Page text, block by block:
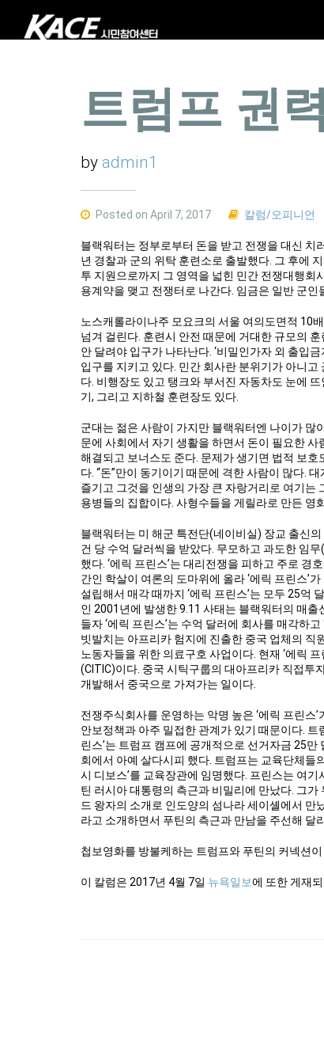
트럼프 권
by admin1
Posted on April 7, 2017 칼럼/오피니언
블랙워터는 정부로부터 돈을 받고 전쟁을 대신 치
년 경찰과 군의 위탁 훈련소로 출발했다. 그 후에
투 지원으로까지 그 영역을 넓힌 민간 전쟁대행회
용계약을 맺고 전쟁터로 나간다. 임금은 일반 군인
노스캐롤라이나주 모요크의 서울 여의도면적 10
넘겨 걸린다. 훈련시 안전 때문에 거대한 규모의
안 달려야 입구가 나타난다. ‘비밀인가자 외 출입
입구를 지키고 있다. 민간 회사란 분위기가 아니
다. 비행장도 있고 탱크와 부서진 자동차도 눈에
기, 그리고 지하철 훈련장도 있다.
군대는 젊은 사람이 가지만 블랙워터엔 나이가 많
문에 사회에서 자기 생활을 하면서 돈이 필요한
해결되고 보너스도 준다. 문제가 생기면 법적 보
다. “돈”만이 동기이기 때문에 격한 사람이 많다.
즐기고 그것을 인생의 가장 큰 자랑거리로 여기는
용병들의 집합이다. 사형수들을 게릴라로 만든 영
블랙워터는 미 해군 특전단(네이비실) 장교 출신
건 당 수억 달러씩을 받았다. 무모하고 과도한 임
했다. ‘에릭 프린스’는 대리전쟁을 피하고 주로 경
간인 학살이 여론의 도마위에 올라 ‘에릭 프린스’
설립해서 매각 때까지 ‘에릭 프린스’는 모두 25억
인 2001년에 발생한 9.11 사태는 블랙워터의 매
들자 ‘에릭 프린스’는 수억 달러에 회사를 매각하
빗발치는 아프리카 험지에 진출한 중국 업체의 직
노동자들을 위한 의료구호 사업이다. 현재 ‘에릭
(CITIC)이다. 중국 시틱구룹의 대아프리카 직접투
개발해서 중국으로 가져가는 일이다.
전쟁주식회사를 운영하는 악명 높은 ‘에릭 프린스
안보정책과 아주 밀접한 관계가 있기 때문이다. 트
린스’는 트럼프 캠프에 공개적으로 선거자금 25
회에서 아예 살다시피 했다. 트럼프는 교육단체들
시 디보스’를 교육장관에 임명했다. 프린스는 여
틴 러시아 대통령의 측근과 비밀리에 만났다. 그
드 왕자의 소개로 인도양의 섬나라 세이셸에서 만
라고 소개하면서 푸틴의 측근과 만남을 주선해 달
첩보영화를 방불케하는 트럼프와 푸틴의 커넥션
이 칼럼은 2017년 4월 7일 뉴욕일보에 또한 게재